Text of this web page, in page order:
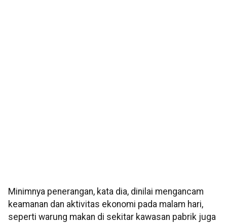
Minimnya penerangan, kata dia, dinilai mengancam
keamanan dan aktivitas ekonomi pada malam hari,
seperti warung makan di sekitar kawasan pabrik juga